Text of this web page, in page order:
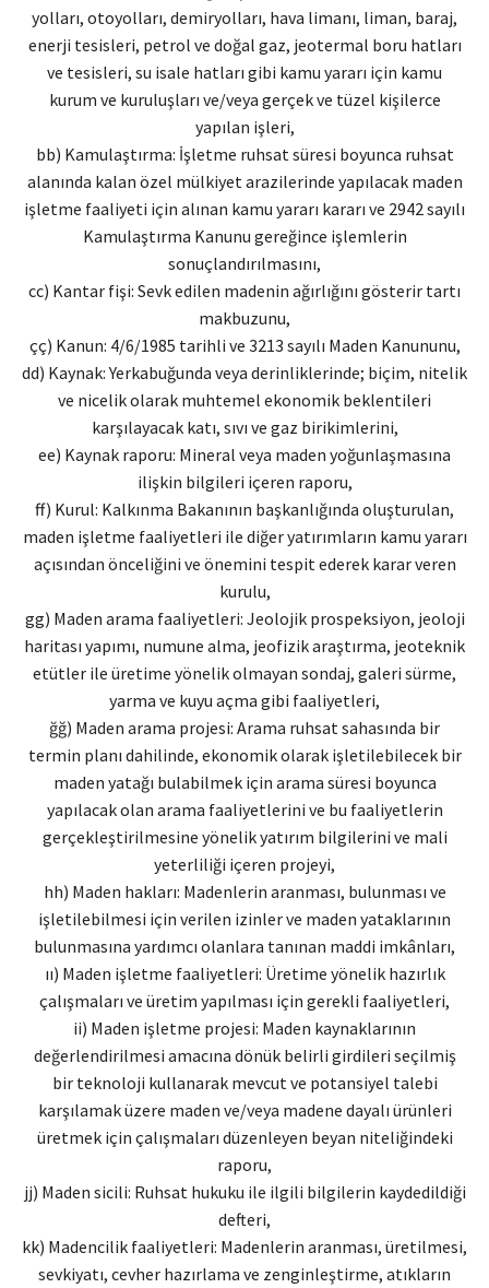
yolları, otoyolları, demiryolları, hava limanı, liman, baraj,
enerji tesisleri, petrol ve doğal gaz, jeotermal boru hatları
ve tesisleri, su isale hatları gibi kamu yararı için kamu
kurum ve kuruluşları ve/veya gerçek ve tüzel kişilerce
yapılan işleri,
bb) Kamulaştırma: İşletme ruhsat süresi boyunca ruhsat
alanında kalan özel mülkiyet arazilerinde yapılacak maden
işletme faaliyeti için alınan kamu yararı kararı ve 2942 sayılı
Kamulaştırma Kanunu gereğince işlemlerin
sonuçlandırılmasını,
cc) Kantar fişi: Sevk edilen madenin ağırlığını gösterir tartı
makbuzunu,
çç) Kanun: 4/6/1985 tarihli ve 3213 sayılı Maden Kanununu,
dd) Kaynak: Yerkabuğunda veya derinliklerinde; biçim, nitelik
ve nicelik olarak muhtemel ekonomik beklentileri
karşılayacak katı, sıvı ve gaz birikimlerini,
ee) Kaynak raporu: Mineral veya maden yoğunlaşmasına
ilişkin bilgileri içeren raporu,
ff) Kurul: Kalkınma Bakanının başkanlığında oluşturulan,
maden işletme faaliyetleri ile diğer yatırımların kamu yararı
açısından önceliğini ve önemini tespit ederek karar veren
kurulu,
gg) Maden arama faaliyetleri: Jeolojik prospeksiyon, jeoloji
haritası yapımı, numune alma, jeofizik araştırma, jeoteknik
etütler ile üretime yönelik olmayan sondaj, galeri sürme,
yarma ve kuyu açma gibi faaliyetleri,
ğğ) Maden arama projesi: Arama ruhsat sahasında bir
termin planı dahilinde, ekonomik olarak işletilebilecek bir
maden yatağı bulabilmek için arama süresi boyunca
yapılacak olan arama faaliyetlerini ve bu faaliyetlerin
gerçekleştirilmesine yönelik yatırım bilgilerini ve mali
yeterliliği içeren projeyi,
hh) Maden hakları: Madenlerin aranması, bulunması ve
işletilebilmesi için verilen izinler ve maden yataklarının
bulunmasına yardımcı olanlara tanınan maddi imkânları,
ıı) Maden işletme faaliyetleri: Üretime yönelik hazırlık
çalışmaları ve üretim yapılması için gerekli faaliyetleri,
ii) Maden işletme projesi: Maden kaynaklarının
değerlendirilmesi amacına dönük belirli girdileri seçilmiş
bir teknoloji kullanarak mevcut ve potansiyel talebi
karşılamak üzere maden ve/veya madene dayalı ürünleri
üretmek için çalışmaları düzenleyen beyan niteliğindeki
raporu,
jj) Maden sicili: Ruhsat hukuku ile ilgili bilgilerin kaydedildiği
defteri,
kk) Madencilik faaliyetleri: Madenlerin aranması, üretilmesi,
sevkiyatı, cevher hazırlama ve zenginleştirme, atıkların